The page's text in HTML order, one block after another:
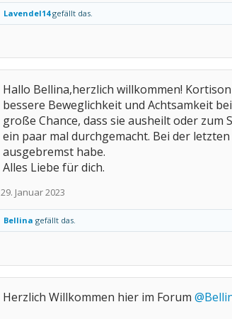
Lavendel14gefällt das.
Hallo Bellina,herzlich willkommen!
bessere Beweglichkeit und Achtsamkeit
große Chance, dass sie ausheilt oder zum
ein paar mal durchgemacht. Bei der
ausgebremst habe.
Alles Liebe für dich.
29. Januar 2023
Bellina gefällt das.
Herzlich Willkommen hier im Forum